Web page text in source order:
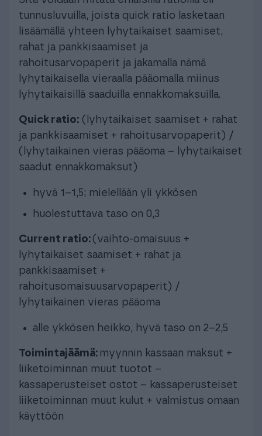
tunnusluvuilla, joista quick ratio lasketaan
lisäämällä yhteen lyhytaikaiset saamiset,
rahat ja pankkisaamiset ja
rahoitusarvopaperit ja jakamalla nämä
lyhytaikaisella vieraalla pääomalla miinus
lyhytaikaisillä saaduilla ennakkomaksuilla.
Quick ratio: (lyhytaikaiset saamiset + rahat
ja pankkisaamiset + rahoitusarvopaperit) /
(lyhytaikainen vieras pääoma – lyhytaikaiset
saadut ennakkomaksut)
hyvä 1–1,5; mielellään yli ykkösen
huolestuttava taso on 0,3
Current ratio: (vaihto-omaisuus +
lyhytaikaiset saamiset + rahat ja
pankkisaamiset +
rahoitusomaisuusarvopaperit) /
lyhytaikainen vieras pääoma
alle ykkösen heikko, hyvä taso on 2–2,5
Toimintajäämä: myynnin kassaan maksut +
liiketoiminnan muut tuotot –
kassaperusteiset ostot – kassaperusteiset
liiketoiminnan muut kulut + valmistus omaan
käyttöön